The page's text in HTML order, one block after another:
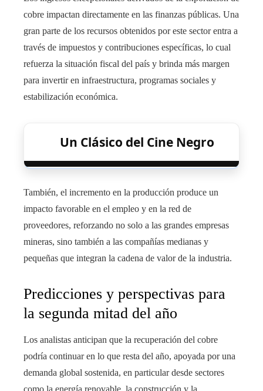
cobre impactan directamente en las finanzas públicas. Una
gran parte de los recursos obtenidos por este sector entra a
través de impuestos y contribuciones específicas, lo cual
refuerza la situación fiscal del país y brinda más margen
para invertir en infraestructura, programas sociales y
estabilización económica.
Un Clásico del Cine Negro
También, el incremento en la producción produce un
impacto favorable en el empleo y en la red de
proveedores, reforzando no solo a las grandes empresas
mineras, sino también a las compañías medianas y
pequeñas que integran la cadena de valor de la industria.
Predicciones y perspectivas para
la segunda mitad del año
Los analistas anticipan que la recuperación del cobre
podría continuar en lo que resta del año, apoyada por una
demanda global sostenida, en particular desde sectores
como la energía renovable, la construcción y la